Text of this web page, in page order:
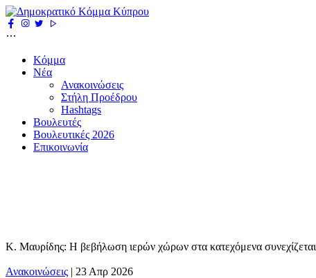
Κόμμα
Νέα
Ανακοινώσεις
Στήλη Προέδρου
Hashtags
Βουλευτές
Βουλευτικές 2026
Επικοινωνία
Κ. Μαυρίδης: Η βεβήλωση ιερών χώρων στα κατεχόμενα συνεχίζεται
Ανακοινώσεις | 23 Απρ 2026